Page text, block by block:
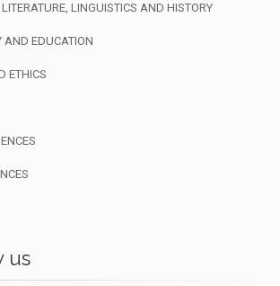
LINGUISTICS AND HISTORY
AND EDUCATION
ETHICS
us